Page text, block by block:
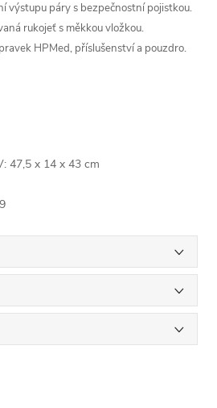
výstupu páry s bezpečnostní pojistkou.
rukojeť s měkkou vložkou.
HPMed, příslušenství a pouzdro.
47,5 x 14 x 43 cm